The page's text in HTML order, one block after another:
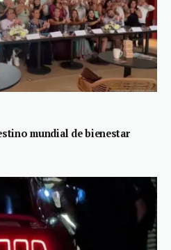
mundial de bienestar